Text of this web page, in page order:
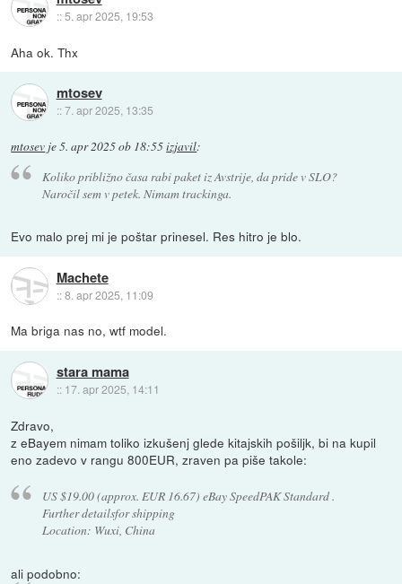
::5. apr 2025, 19:53
Aha ok. Thx
mtosev
::7. apr 2025, 13:35
mtosev je5. apr 2025 ob 18:55izjavil:
Koliko približno časa rabi paket iz Avstrije, da pride v SLO?
Naročil sem v petek. Nimam trackinga.
Evo malo prej mi je poštar prinesel. Res hitro je blo.
Machete
::8. apr 2025, 11:09
Ma briga nas no, wtf model.
stara mama
:: 17. apr 2025, 14:11
Zdravo,
z eBayem nimam toliko izkušenj glede kitajskih pošiljk, bi na kupil
eno zadevo v rangu 800EUR, zraven pa piše takole:
US $19.00 (approx. EUR 16.67) eBay SpeedPAK Standard .
Further detailsfor shipping
Location: Wuxi, China
ali podobno: